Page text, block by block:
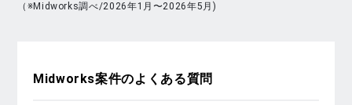
（※Midworks調べ/2026年1月〜2026年5月)
Midworks案件のよくある質問